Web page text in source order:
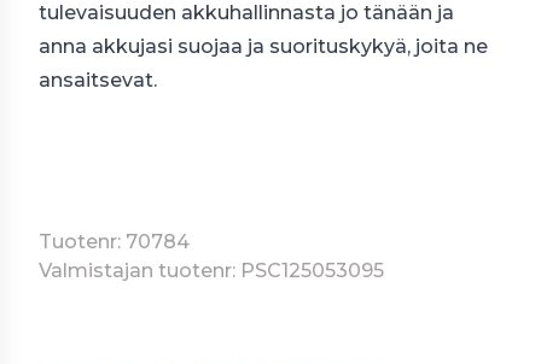
tulevaisuuden akkuhallinnasta jo tänään ja
anna akkujasi suojaa ja suorituskykyä, joita ne
ansaitsevat.
Tuotenr: 70784
Valmistajan tuotenr: PSC125053095